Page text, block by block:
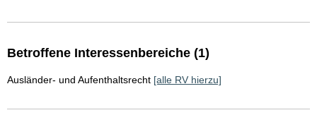
Betroffene Interessenbereiche (1)
Ausländer- und Aufenthaltsrecht [alle RV hierzu]